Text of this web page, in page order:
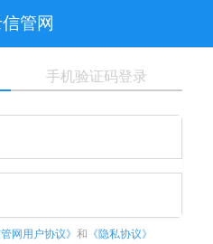
管网
手机验证码登录
管网用户协议》 和 《隐私协议》